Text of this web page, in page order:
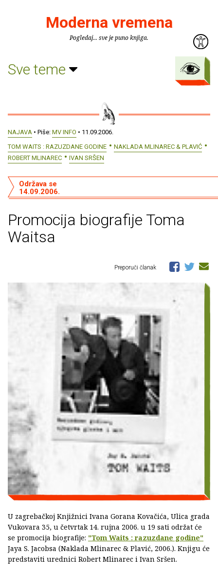
Moderna vremena
Pogledaj... sve je puno knjiga.
Sve teme
NAJAVA • Piše: MV INFO • 11.09.2006.
TOM WAITS : RAZUZDANE GODINE
NAKLADA MLINAREC & PLAVIĆ
ROBERT MLINAREC
IVAN SRŠEN
Promocija biografije Toma
Waitsa
Održava se
14.09.2006.
Preporuči članak
U zagrebačkoj Knjižnici Ivana Gorana Kovačića, Ulica grada
Vukovara 35, u četvrtak 14. rujna 2006. u 19 sati održat će
se promocija biografije: "Tom Waits : razuzdane godine"
Jaya S. Jacobsa (Naklada Mlinarec & Plavić, 2006.). Knjigu će
predstaviti urednici Robert Mlinarec i Ivan Sršen.